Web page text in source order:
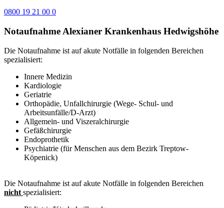
0800 19 21 00 0
Notaufnahme Alexianer Krankenhaus Hedwigshöhe
Die Notaufnahme ist auf akute Notfälle in folgenden Bereichen
spezialisiert:
Innere Medizin
Kardiologie
Geriatrie
Orthopädie, Unfallchirurgie (Wege- Schul- und
Arbeitsunfälle/D-Arzt)
Allgemein- und Viszeralchirurgie
Gefäßchirurgie
Endoprothetik
Psychiatrie (für Menschen aus dem Bezirk Treptow-
Köpenick)
Die Notaufnahme ist auf akute Notfälle in folgenden Bereichen
nicht spezialisiert: